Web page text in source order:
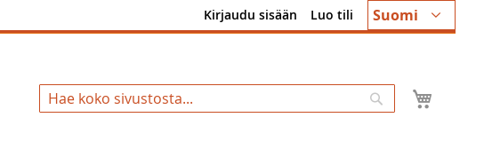
Kieli
Suomi
Kirjaudu sisään Luo tili
Hae